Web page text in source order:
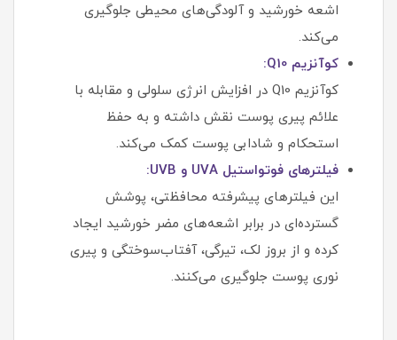
اشعه خورشید و آلودگی‌های محیطی جلوگیری
می‌کند.
کوآنزیم Q10:
کوآنزیم Q10 در افزایش انرژی سلولی و مقابله با
علائم پیری پوست نقش داشته و به حفظ
استحکام و شادابی پوست کمک می‌کند.
فیلترهای فوتواستیل UVA و UVB:
این فیلترهای پیشرفته محافظتی، پوشش
گسترده‌ای در برابر اشعه‌های مضر خورشید ایجاد
کرده و از بروز لک، تیرگی، آفتاب‌سوختگی و پیری
نوری پوست جلوگیری می‌کنند.